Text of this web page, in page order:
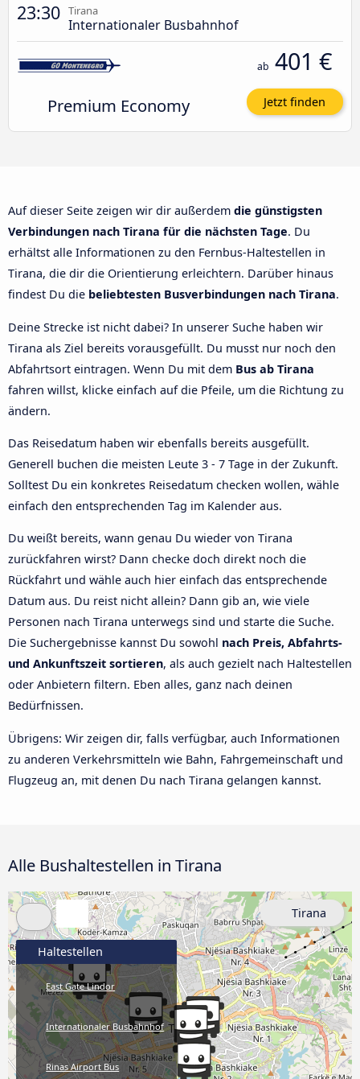
23:30 Tirana
Internationaler Busbahnhof
Premium Economy
ab 401 €
Jetzt finden
Auf dieser Seite zeigen wir dir außerdem die günstigsten
Verbindungen nach Tirana für die nächsten Tage. Du
erhältst alle Informationen zu den Fernbus-Haltestellen in
Tirana, die dir die Orientierung erleichtern. Darüber hinaus
findest Du die beliebtesten Busverbindungen nach Tirana.
Deine Strecke ist nicht dabei? In unserer Suche haben wir
Tirana als Ziel bereits vorausgefüllt. Du musst nur noch den
Abfahrtsort eintragen. Wenn Du mit dem Bus ab Tirana
fahren willst, klicke einfach auf die Pfeile, um die Richtung zu
ändern.
Das Reisedatum haben wir ebenfalls bereits ausgefüllt.
Generell buchen die meisten Leute 3 - 7 Tage in der Zukunft.
Solltest Du ein konkretes Reisedatum checken wollen, wähle
einfach den entsprechenden Tag im Kalender aus.
Du weißt bereits, wann genau Du wieder von Tirana
zurückfahren wirst? Dann checke doch direkt noch die
Rückfahrt und wähle auch hier einfach das entsprechende
Datum aus. Du reist nicht allein? Dann gib an, wie viele
Personen nach Tirana unterwegs sind und starte die Suche.
Die Suchergebnisse kannst Du sowohl nach Preis, Abfahrts-
und Ankunftszeit sortieren, als auch gezielt nach Haltestellen
oder Anbietern filtern. Eben alles, ganz nach deinen
Bedürfnissen.
Übrigens: Wir zeigen dir, falls verfügbar, auch Informationen
zu anderen Verkehrsmitteln wie Bahn, Fahrgemeinschaft und
Flugzeug an, mit denen Du nach Tirana gelangen kannst.
Alle Bushaltestellen in Tirana
Haltestellen
East Gate Lindor
Internationaler Busbahnhof
Rinas Airport Bus
Tirana